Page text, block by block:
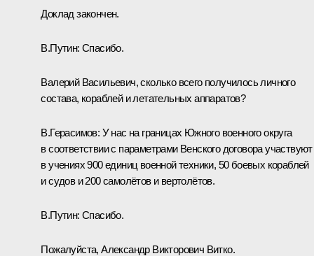
Доклад закончен.
В.Путин: Спасибо.
Валерий Васильевич, сколько всего получилось личного
состава, кораблей и летательных аппаратов?
В.Герасимов: У нас на границах Южного военного округа
в соответствии с параметрами Венского договора участвуют
в учениях 900 единиц военной техники, 50 боевых кораблей
и судов и 200 самолётов и вертолётов.
В.Путин: Спасибо.
Пожалуйста, Александр Викторович Витко.